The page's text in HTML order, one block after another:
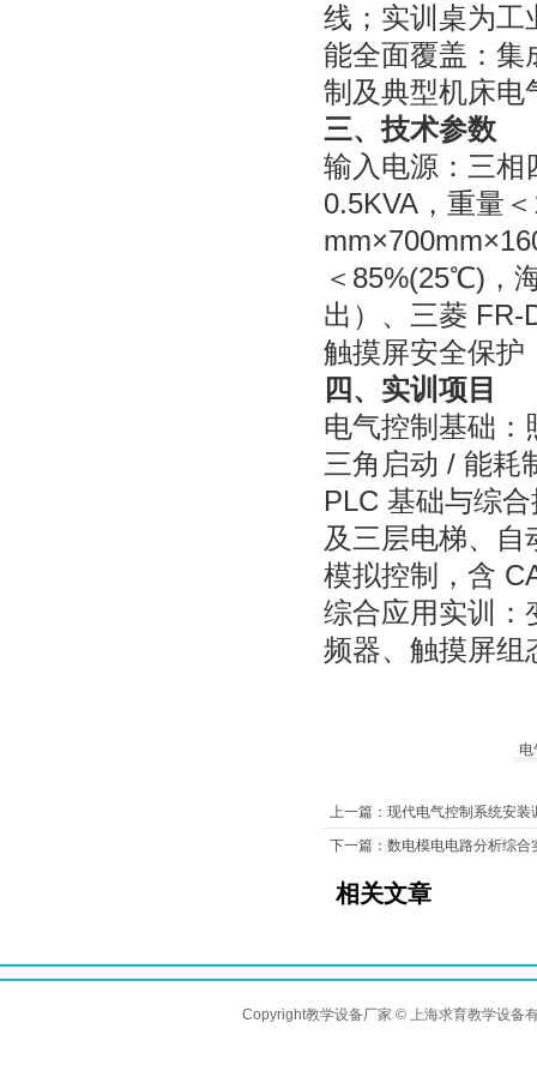
线；实训桌为工
能全面覆盖：集
制及典型机床电
三、技术参数
输入电源：三相
0.5KVA，重量
＜85%(25℃)，
出）、三菱 FR-
触摸屏安全保护
四、实训项目
电气控制基础：
三角启动 / 能耗
PLC 基础与综
及三层电梯、
模拟控制，含
综合应用实训：
频器、触摸屏组
电
上一篇：现代电气控制系统安
下一篇：数电模电电路分析综
相关文章
Copyright教学设备厂家 © 上海求育教学设备